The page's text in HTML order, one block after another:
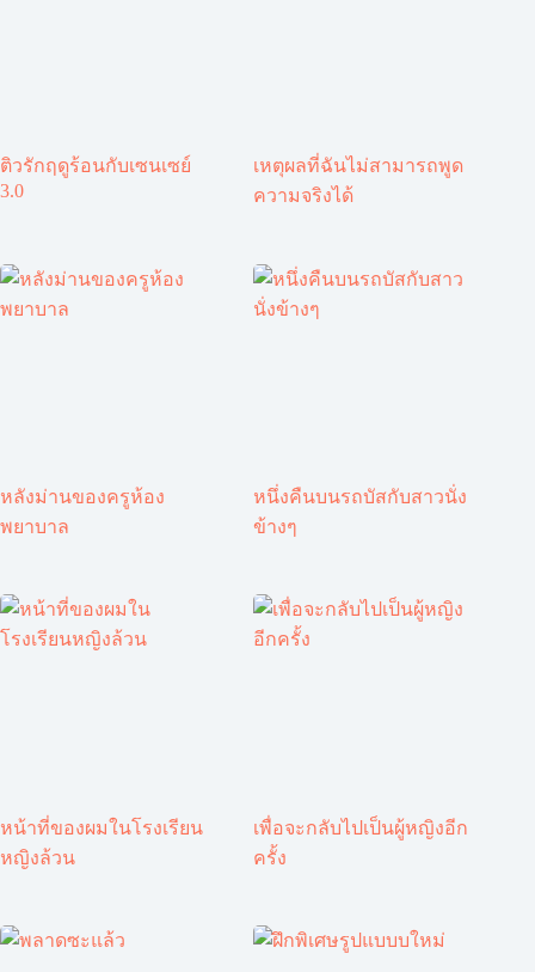
ติวรักฤดูร้อนกับเซนเซย์
3.0
เหตุผลที่ฉันไม่สามารถพูด
ความจริงได้
หลังม่านของครูห้อง
พยาบาล
หนึ่งคืนบนรถบัสกับสาวนั่ง
ข้างๆ
หน้าที่ของผมในโรงเรียน
หญิงล้วน
เพื่อจะกลับไปเป็นผู้หญิงอีก
ครั้ง